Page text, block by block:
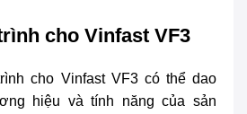
cho Vinfast VF3
cho Vinfast VF3 có thể dao
hiệu và tính năng của sản